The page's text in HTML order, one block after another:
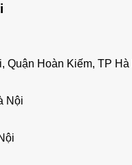
Quận Hoàn Kiếm, TP Hà
Nội